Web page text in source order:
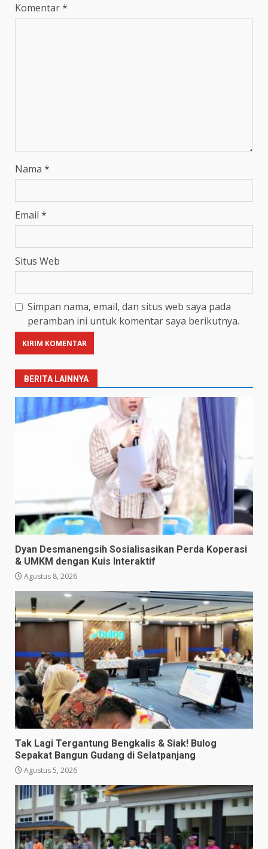
Komentar*
Nama *
Email *
Situs Web
Simpan nama, email, dan situs web saya pada
peramban ini untuk komentar saya berikutnya.
BERITA LAINNYA
Dyan Desmanengsih Sosialisasikan Perda Koperasi
& UMKM dengan Kuis Interaktif
Agustus 8, 2026
Tak Lagi Tergantung Bengkalis & Siak! Bulog
Sepakat Bangun Gudang di Selatpanjang
Agustus 5, 2026